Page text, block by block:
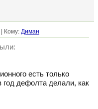
| Кому: Диман
есть только
год дефолта делали, как